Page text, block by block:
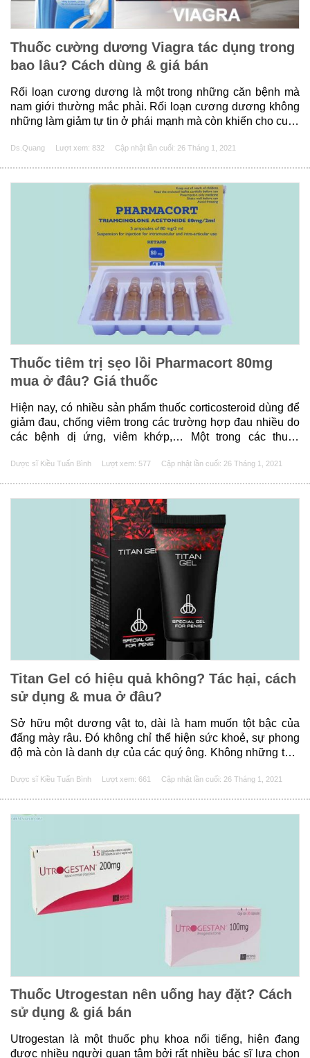
Thuốc cường dương Viagra tác dụng trong
bao lâu? Cách dùng & giá bán
Rối loạn cương dương là một trong những căn bệnh mà
nam giới thường mắc phải. Rối loạn cương dương không
những làm giảm tự tin ở phái mạnh mà còn khiến cho cuộc
không thoả mãn, từ đó kéo theo những đổ......
Ds.Quang Lượt xem: 832 Cập nhật lần cuối: 26 Tháng 1, 2021
Thuốc tiêm trị sẹo lồi Pharmacort 80mg
mua ở đâu? Giá thuốc
Hiện nay, có nhiều sản phẩm thuốc corticosteroid dùng để
giảm đau, chống viêm trong các trường hợp đau nhiều do
các bệnh dị ứng, viêm khớp,… Một trong các thuốc
trị đó là Pharmacort. Pharmacort là thuốc gì? Pharmacort là
loại thuốc corticosteroid có......
Dược sĩ Kiều Tuấn Bình Lượt xem: 577 Cập nhật lần cuối: 26 Tháng 1, 2021
Titan Gel có hiệu quả không? Tác hại, cách
sử dụng & mua ở đâu?
Sở hữu một dương vật to, dài là ham muốn tột bậc của
đấng mày râu. Đó không chỉ thể hiện sức khoẻ, sự phong
độ mà còn là danh dự của các quý ông. Không những thế,
người đàn ông......
Dược sĩ Kiều Tuấn Bình Lượt xem: 661 Cập nhật lần cuối: 26 Tháng 1, 2021
Thuốc Utrogestan nên uống hay đặt? Cách
sử dụng & giá bán
Utrogestan là một thuốc phụ khoa nổi tiếng, hiện đang
được nhiều người quan tâm bởi rất nhiều bác sĩ lựa chọn